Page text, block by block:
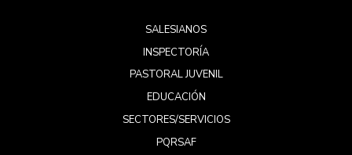
SALESIANOS
INSPECTORÍA
PASTORAL JUVENIL
EDUCACIÓN
SECTORES/SERVICIOS
PQRSAF